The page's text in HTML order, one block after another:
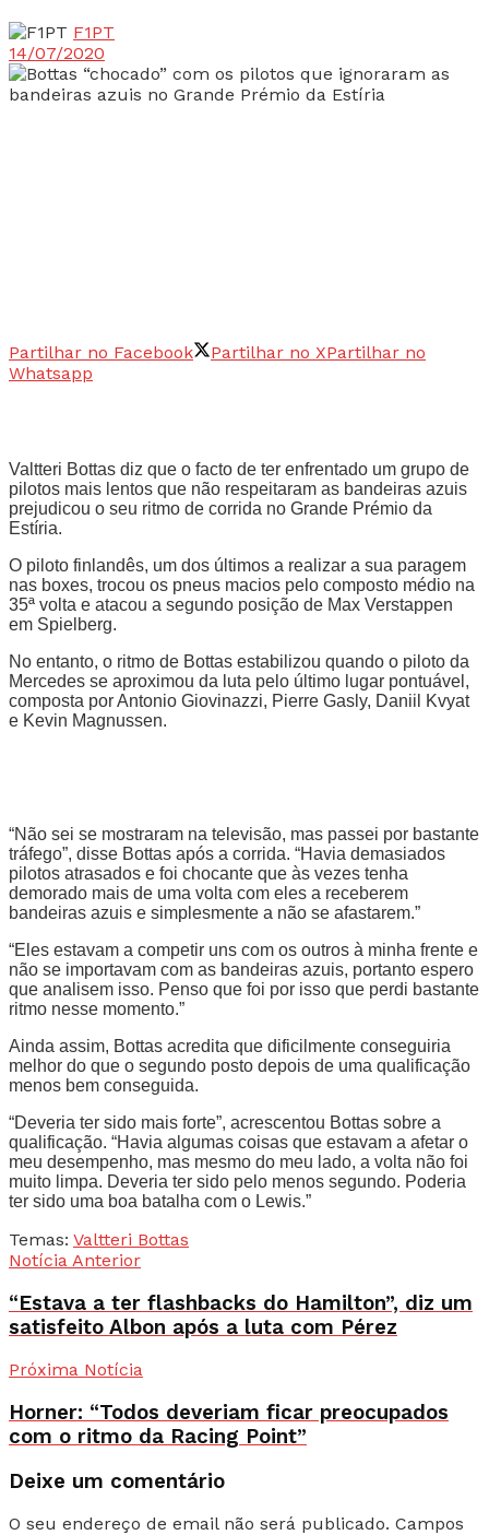
F1PT
14/07/2020
Partilhar no Facebook Partilhar no XPartilhar no
Whatsapp
Valtteri Bottas diz que o facto de ter enfrentado um grupo de
pilotos mais lentos que não respeitaram as bandeiras azuis
prejudicou o seu ritmo de corrida no Grande Prémio da
Estíria.
O piloto finlandês, um dos últimos a realizar a sua paragem
nas boxes, trocou os pneus macios pelo composto médio na
35ª volta e atacou a segundo posição de Max Verstappen
em Spielberg.
No entanto, o ritmo de Bottas estabilizou quando o piloto da
Mercedes se aproximou da luta pelo último lugar pontuável,
composta por Antonio Giovinazzi, Pierre Gasly, Daniil Kvyat
e Kevin Magnussen.
“Não sei se mostraram na televisão, mas passei por bastante
tráfego”, disse Bottas após a corrida. “Havia demasiados
pilotos atrasados e foi chocante que às vezes tenha
demorado mais de uma volta com eles a receberem
bandeiras azuis e simplesmente a não se afastarem.”
“Eles estavam a competir uns com os outros à minha frente e
não se importavam com as bandeiras azuis, portanto espero
que analisem isso. Penso que foi por isso que perdi bastante
ritmo nesse momento.”
Ainda assim, Bottas acredita que dificilmente conseguiria
melhor do que o segundo posto depois de uma qualificação
menos bem conseguida.
“Deveria ter sido mais forte”, acrescentou Bottas sobre a
qualificação. “Havia algumas coisas que estavam a afetar o
meu desempenho, mas mesmo do meu lado, a volta não foi
muito limpa. Deveria ter sido pelo menos segundo. Poderia
ter sido uma boa batalha com o Lewis.”
Temas: Valtteri Bottas
Notícia Anterior
“Estava a ter flashbacks do Hamilton”, diz um
satisfeito Albon após a luta com Pérez
Próxima Notícia
Horner: “Todos deveriam ficar preocupados
com o ritmo da Racing Point”
Deixe um comentário
O seu endereço de email não será publicado. Campos